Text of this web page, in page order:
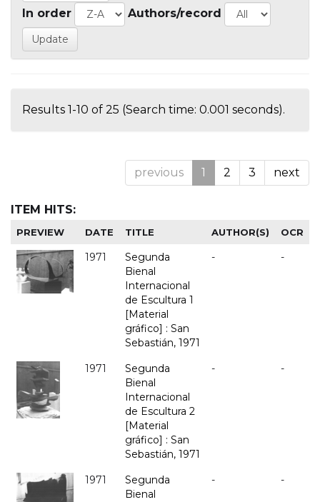
In order Authors/record
Results 1-10 of 25 (Search time: 0.001 seconds).
previous 1 2 3 next
ITEM HITS:
PREVIEW DATE TITLE AUTHOR(S) OCR
1971
Segunda
Bienal
Internacional
de Escultura 1
[Material
gráfico] : San
Sebastián, 1971
- -
1971
Segunda
Bienal
Internacional
de Escultura 2
[Material
gráfico] : San
Sebastián, 1971
- -
1971
Segunda
Bienal
- -